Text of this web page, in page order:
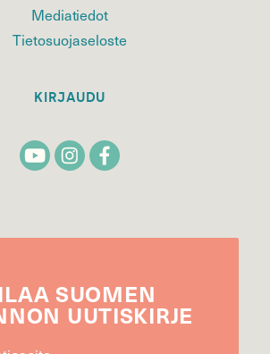
Mediatiedot
Tietosuojaseloste
KIRJAUDU
SUOMEN
UUTIS­KIRJE